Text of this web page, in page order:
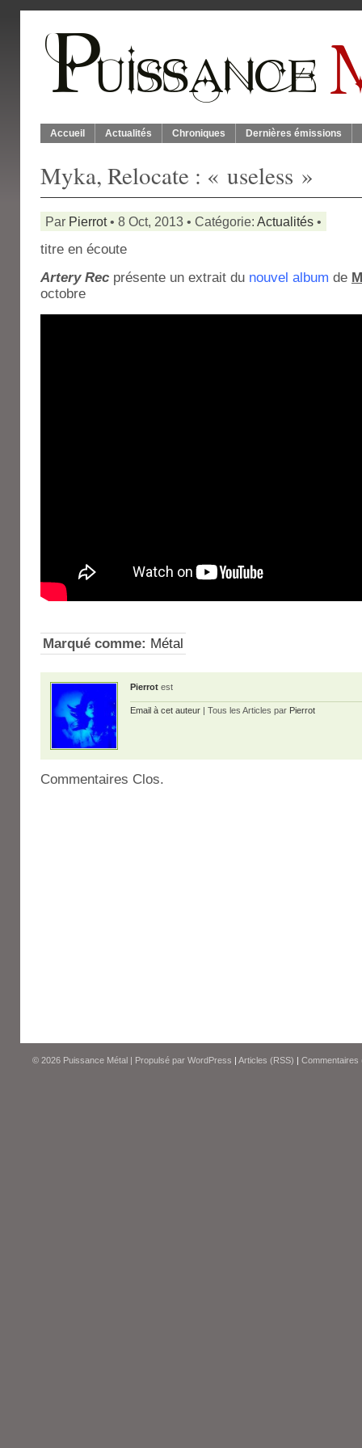
Accueil Actualités Chroniques Dernières émissions
Myka, Relocate : « useless »
Par Pierrot• 8 Oct, 2013 • Catégorie: Actualités •
titre en écoute
Artery Rec présente un extrait du nouvel album de
octobre
Marqué comme: Métal
Pierrot est
Email à cet auteur | Tous les Articles par Pierrot
Commentaires Clos.
© 2026 Puissance Métal | Propulsé par WordPress | Articles (RSS) | Commentaires